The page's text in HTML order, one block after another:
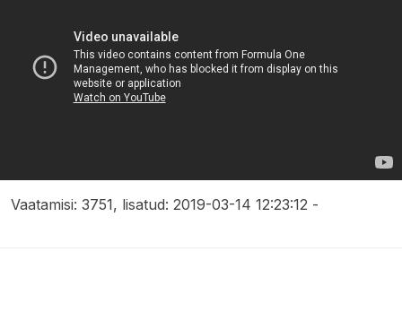
Vaatamisi: 3751, lisatud: 2019-03-14 12:23:12 -